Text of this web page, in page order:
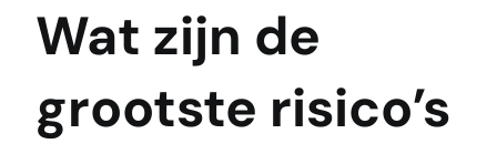
Wat zijn de
grootste risico’s